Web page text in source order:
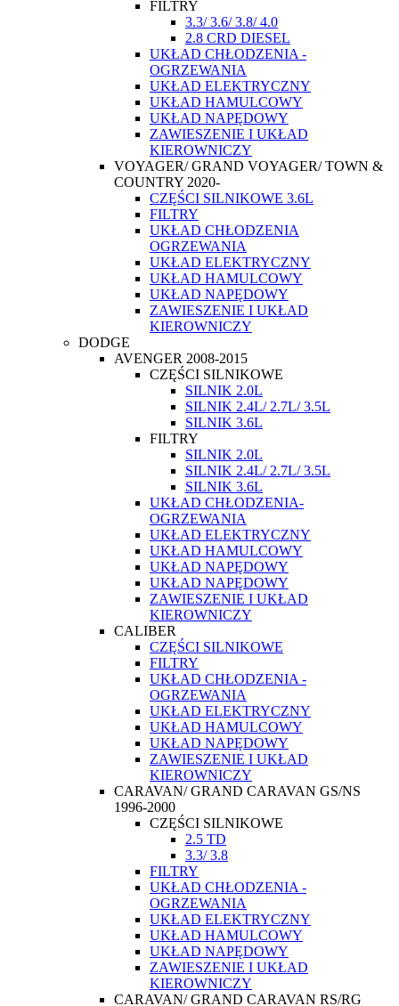
FILTRY
3.3/ 3.6/ 3.8/ 4.0
2.8 CRD DIESEL
UKŁAD CHŁODZENIA -
OGRZEWANIA
UKŁAD ELEKTRYCZNY
UKŁAD HAMULCOWY
UKŁAD NAPĘDOWY
ZAWIESZENIE I UKŁAD
KIEROWNICZY
VOYAGER/ GRAND VOYAGER/ TOWN &
COUNTRY 2020-
CZĘŚCI SILNIKOWE 3.6L
FILTRY
UKŁAD CHŁODZENIA
OGRZEWANIA
UKŁAD ELEKTRYCZNY
UKŁAD HAMULCOWY
UKŁAD NAPĘDOWY
ZAWIESZENIE I UKŁAD
KIEROWNICZY
DODGE
AVENGER 2008-2015
CZĘŚCI SILNIKOWE
SILNIK 2.0L
SILNIK 2.4L/ 2.7L/ 3.5L
SILNIK 3.6L
FILTRY
SILNIK 2.0L
SILNIK 2.4L/ 2.7L/ 3.5L
SILNIK 3.6L
UKŁAD CHŁODZENIA-
OGRZEWANIA
UKŁAD ELEKTRYCZNY
UKŁAD HAMULCOWY
UKŁAD NAPĘDOWY
UKŁAD NAPĘDOWY
ZAWIESZENIE I UKŁAD
KIEROWNICZY
CALIBER
CZĘŚCI SILNIKOWE
FILTRY
UKŁAD CHŁODZENIA -
OGRZEWANIA
UKŁAD ELEKTRYCZNY
UKŁAD HAMULCOWY
UKŁAD NAPĘDOWY
ZAWIESZENIE I UKŁAD
KIEROWNICZY
CARAVAN/ GRAND CARAVAN GS/NS
1996-2000
CZĘŚCI SILNIKOWE
2.5 TD
3.3/ 3.8
FILTRY
UKŁAD CHŁODZENIA -
OGRZEWANIA
UKŁAD ELEKTRYCZNY
UKŁAD HAMULCOWY
UKŁAD NAPĘDOWY
ZAWIESZENIE I UKŁAD
KIEROWNICZY
CARAVAN/ GRAND CARAVAN RS/RG